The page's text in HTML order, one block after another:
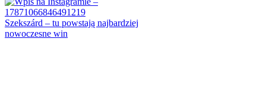
Szekszárd – tu powstają najbardziej
nowoczesne win